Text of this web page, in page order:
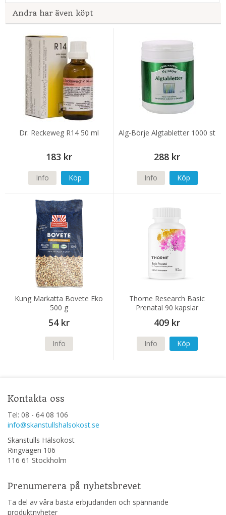
Andra har även köpt
Dr. Reckeweg R14 50 ml
183 kr
Info Köp
Alg-Börje Algtabletter 1000 st
288 kr
Info Köp
Kung Markatta Bovete Eko
500 g
54 kr
Info
Thorne Research Basic
Prenatal 90 kapslar
409 kr
Info Köp
Kontakta oss
Tel: 08 - 64 08 106
info@skanstullshalsokost.se
Skanstulls Hälsokost
Ringvägen 106
116 61 Stockholm
Prenumerera på nyhetsbrevet
Ta del av våra bästa erbjudanden och spännande
produktnyheter